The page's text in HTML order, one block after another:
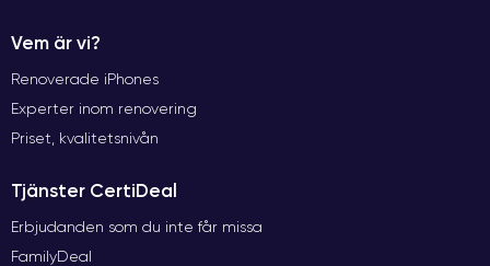
Vem är vi?
Renoverade iPhones
Experter inom renovering
Priset, kvalitetsnivån
Tjänster CertiDeal
Erbjudanden som du inte får missa
FamilyDeal